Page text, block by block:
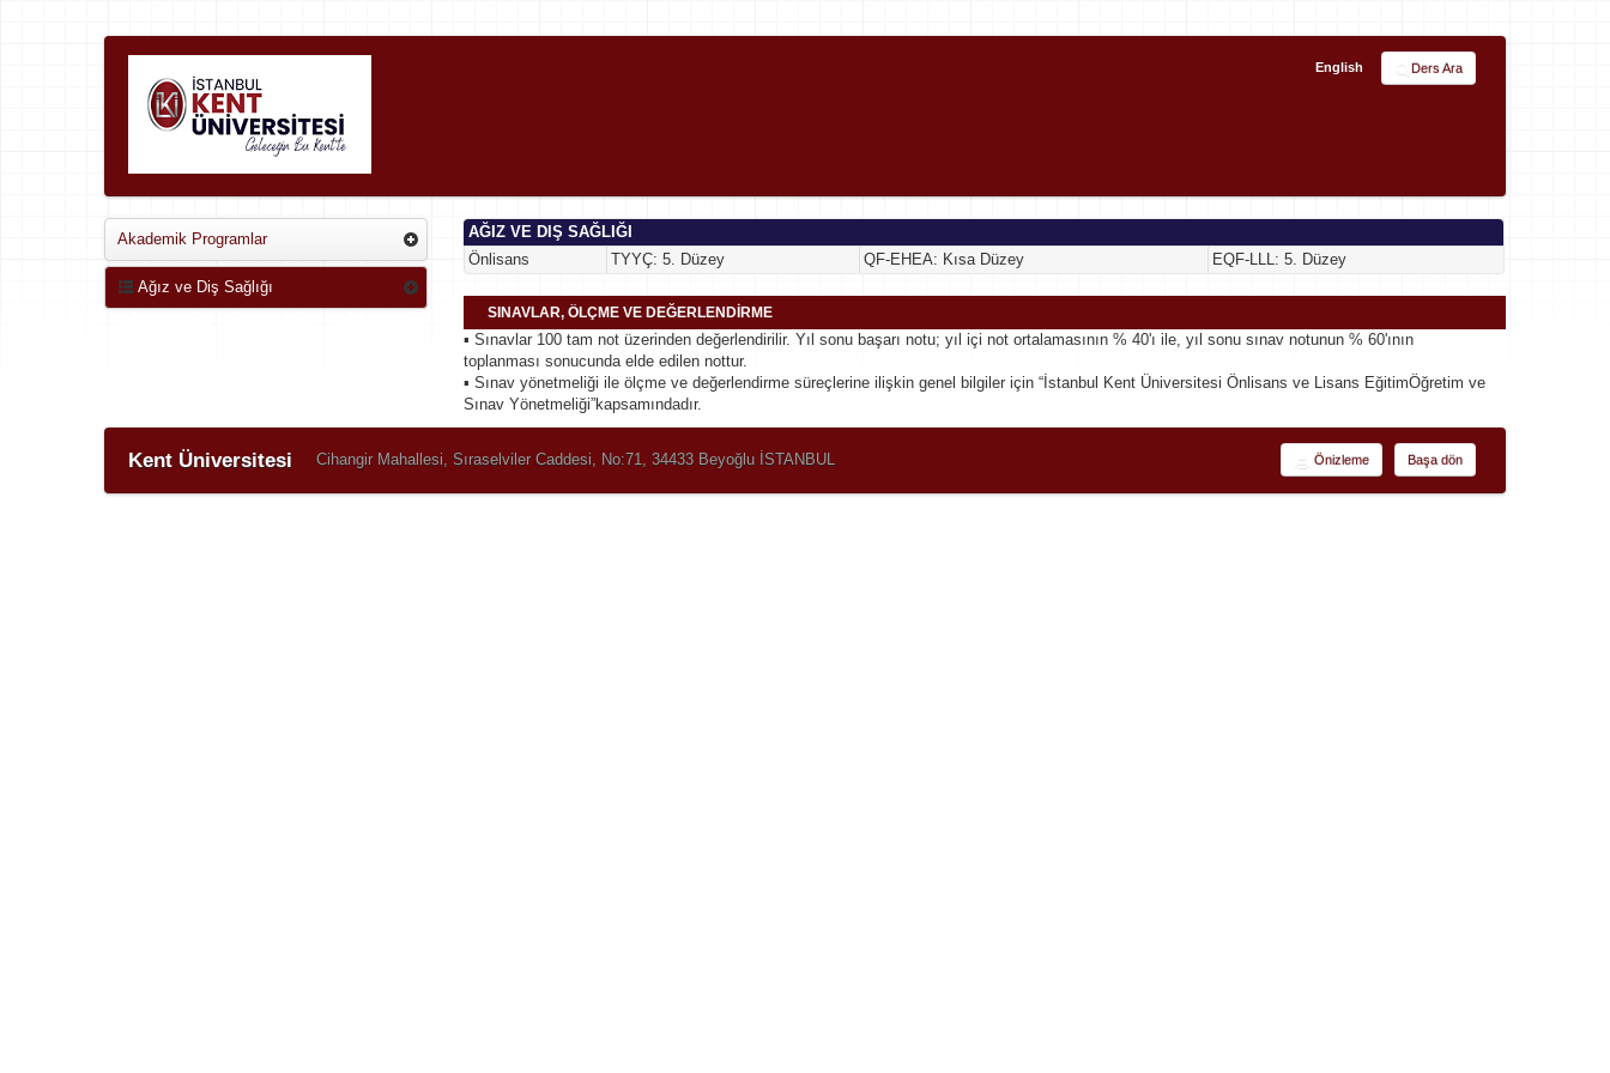
English Ders Ara
Akademik Programlar
Ağız ve Diş Sağlığı
AĞIZ VE DIŞ SAĞLIĞI
Önlisans
TYYÇ: 5. Düzey QF-EHEA: Kısa Düzey EQF-LLL: 5. Düzey
SINAVLAR, ÖLÇME VE DEĞERLENDİRME
▪ Sınavlar 100 tam not üzerinden değerlendirilir. Yıl sonu başarı notu; yıl içi not ortalamasının % 40'ı ile, yıl sonu sınav notunun % 60'ının
toplanması sonucunda elde edilen nottur.
▪ Sınav yönetmeliği ile ölçme ve değerlendirme süreçlerine ilişkin genel bilgiler için “İstanbul Kent Üniversitesi Önlisans ve Lisans EğitimÖğretim ve
Sınav Yönetmeliği”kapsamındadır.
Kent Üniversitesi Başa dön
Önizleme
Cihangir Mahallesi, Sıraselviler Caddesi, No:71, 34433 Beyoğlu İSTANBUL